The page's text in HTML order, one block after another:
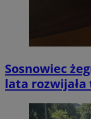
Sosnowiec
lata